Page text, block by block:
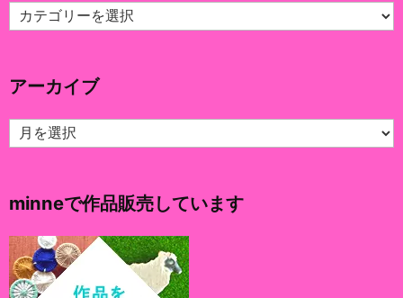
カ
テ
ー
アーカイブ
ア
ー
ブ
minneで作品販売しています